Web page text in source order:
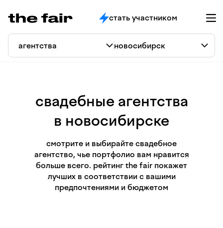
стать участником
свадебные агентства
в новосибирске
смотрите и выбирайте свадебное
агентство, чье портфолио вам нравится
больше всего. рейтинг the fair покажет
лучших в соответствии с вашими
предпочтениями и бюджетом